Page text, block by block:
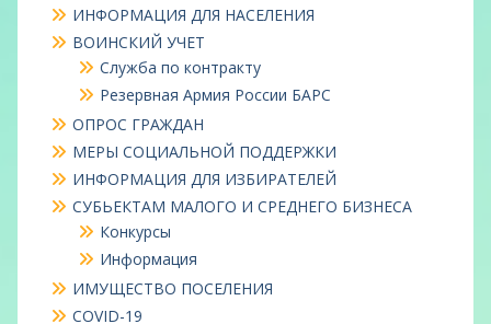
ИНФОРМАЦИЯ ДЛЯ НАСЕЛЕНИЯ
ВОИНСКИЙ УЧЕТ
Служба по контракту
Резервная Армия России БАРС
ОПРОС ГРАЖДАН
МЕРЫ СОЦИАЛЬНОЙ ПОДДЕРЖКИ
ИНФОРМАЦИЯ ДЛЯ ИЗБИРАТЕЛЕЙ
СУБЬЕКТАМ МАЛОГО И СРЕДНЕГО БИЗНЕСА
Конкурсы
Информация
ИМУЩЕСТВО ПОСЕЛЕНИЯ
COVID-19